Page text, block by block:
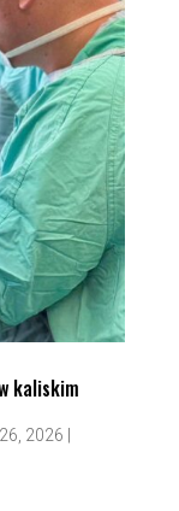
kaliskim
2026